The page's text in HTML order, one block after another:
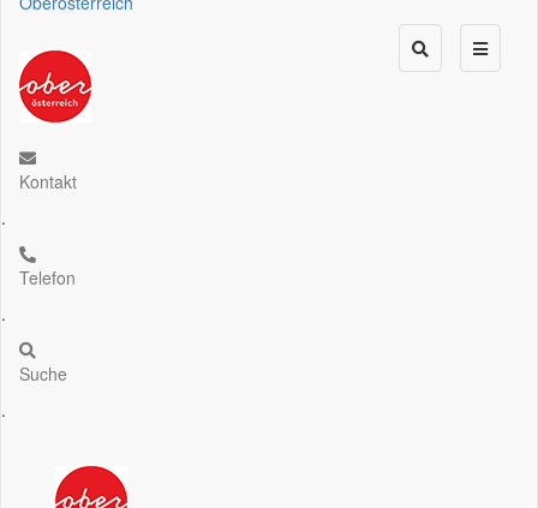
Kontakt
.
Telefon
.
Suche
.